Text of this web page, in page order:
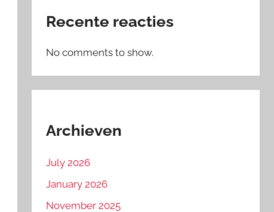
Recente reacties
No comments to show.
Archieven
July 2026
January 2026
November 2025